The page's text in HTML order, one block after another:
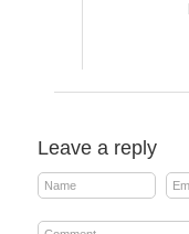
Leave a reply